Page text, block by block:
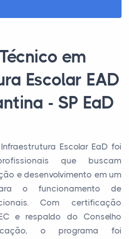
em
Escolar EAD
- SP EaD
Escolar EaD foi
que buscam
e desenvolvimento em um
o funcionamento de
Com certificação
e respaldo do Conselho
o programa foi